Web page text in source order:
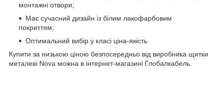
монтажні отвори;
Має сучасний дизайн із білим лакофарбовим
покриттям;
Оптимальний вибір у класі ціна-якість
Купити за низькою ціною безпосередньо від виробника щитки
металеві Nova можна в інтернет-магазині Глобалкабель.